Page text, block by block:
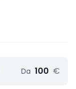
Da 100 €